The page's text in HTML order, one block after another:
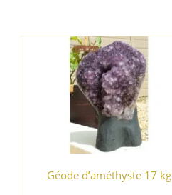
Géode d’améthyste 17 kg